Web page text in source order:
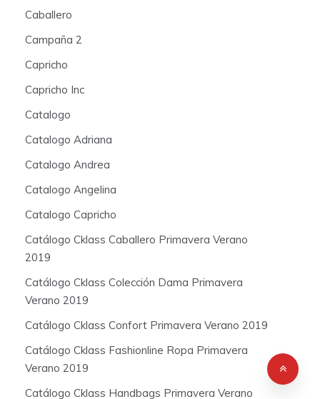
Caballero
Campaña 2
Capricho
Capricho Inc
Catalogo
Catalogo Adriana
Catalogo Andrea
Catalogo Angelina
Catalogo Capricho
Catálogo Cklass Caballero Primavera Verano
2019
Catálogo Cklass Colección Dama Primavera
Verano 2019
Catálogo Cklass Confort Primavera Verano 2019
Catálogo Cklass Fashionline Ropa Primavera
Verano 2019
Catálogo Cklass Handbags Primavera Verano